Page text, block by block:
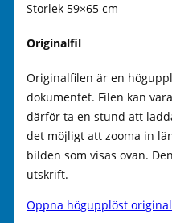
Storlek 59×65 cm
Originalfil
Originalfilen är en
dokumentet. Filen kan
därför ta en stund att
det möjligt att zooma in
bilden som visas ovan.
utskrift.
Öppna högupplöst